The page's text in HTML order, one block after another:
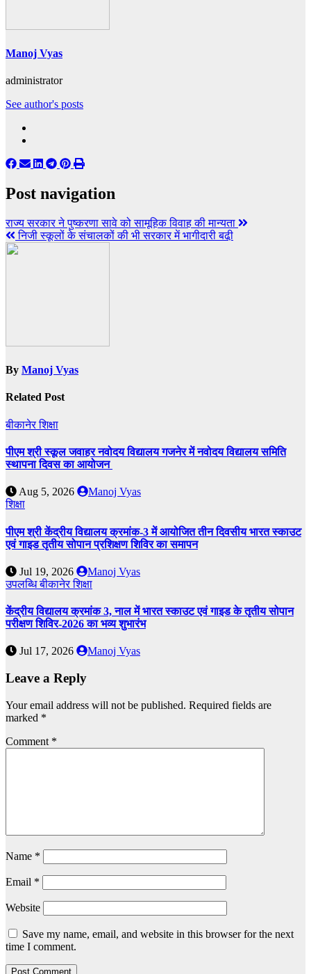
Manoj Vyas
administrator
See author's posts
Post navigation
राज्य सरकार ने पुष्करणा सावे को सामूहिक विवाह की मान्यता
निजी स्कूलों के संचालकों की भी सरकार में भागीदारी बढी़
By Manoj Vyas
Related Post
बीकानेरशिक्षा
पीएम श्री स्कूल जवाहर नवोदय विद्यालय गजनेर में नवोदय विद्यालय समिति
स्थापना दिवस का आयोजन
Aug 5, 2026
Manoj Vyas
शिक्षा
पीएम श्री केंद्रीय विद्यालय क्रमांक-3 में आयोजित तीन दिवसीय भारत स्काउट
एवं गाइड तृतीय सोपान प्रशिक्षण शिविर का समापन
Jul 19, 2026
Manoj Vyas
उपलब्धिबीकानेरशिक्षा
केंद्रीय विद्यालय क्रमांक 3, नाल में भारत स्काउट एवं गाइड के तृतीय सोपान
परीक्षण शिविर-2026 का भव्य शुभारंभ
Jul 17, 2026 Manoj Vyas
Leave a Reply
Your email address will not be published. Required fields are
marked *
Comment *
Name *
Email *
Website
Save my name, email, and website in this browser for the next
time I comment.